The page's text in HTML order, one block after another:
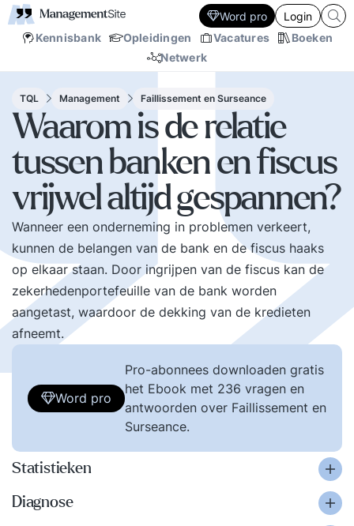
Kennisbank Opleidingen Vacatures
Boeken
Netwerk
Word pro Login
TQL Management Faillissement en Surseance
Waarom is de relatie
tussen banken en fiscus
vrijwel altijd gespannen?
Wanneer een onderneming in problemen verkeert,
kunnen de belangen van de bank en de fiscus haaks
op elkaar staan. Door ingrijpen van de fiscus kan de
zekerhedenportefeuille van de bank worden
aangetast, waardoor de dekking van de kredieten
afneemt.
Word pro
Pro-abonnees downloaden gratis
het Ebook met 236 vragen en
antwoorden over Faillissement en
Surseance.
Statistieken
Diagnose